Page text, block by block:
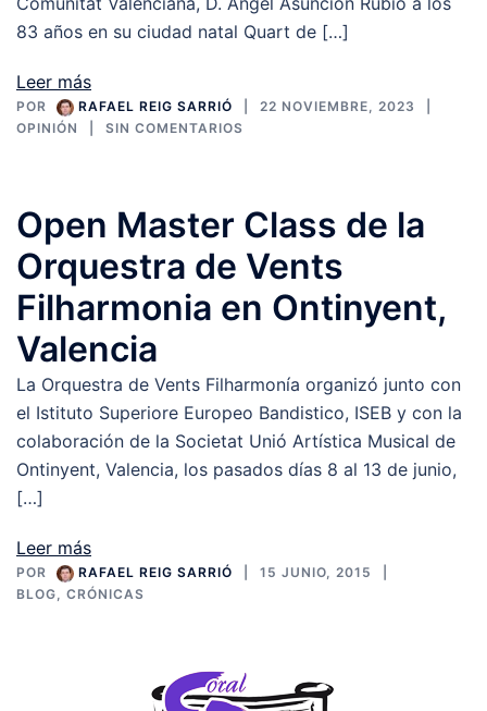
83 años en su ciudad natal Quart de […]
Leer más
POR RAFAEL REIG SARRIÓ
22 NOVIEMBRE, 2023
OPINIÓN
SIN COMENTARIOS
Open Master Class de la
Orquestra de Vents
Filharmonia en Ontinyent,
Valencia
La Orquestra de Vents Filharmonía organizó junto con
el Istituto Superiore Europeo Bandistico, ISEB y con la
colaboración de la Societat Unió Artística Musical de
Ontinyent, Valencia, los pasados días 8 al 13 de junio,
[…]
Leer más
POR RAFAEL REIG SARRIÓ
15 JUNIO, 2015
BLOG
CRÓNICAS